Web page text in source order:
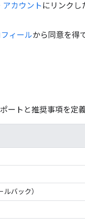
アカウント にリンクし
ィールから同意を得
ートと推奨事項を定
バック）